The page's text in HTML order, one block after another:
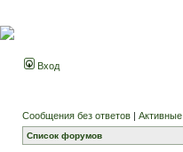
Вход
Сообщения без ответов |
Список форумов